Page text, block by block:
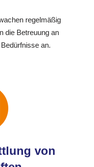
regelmäßig
die Betreuung an
an.
von